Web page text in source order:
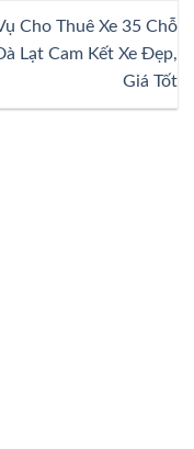
Cho Thuê Xe 35 Chỗ
Lạt Cam Kết Xe Đẹp,
Giá Tốt